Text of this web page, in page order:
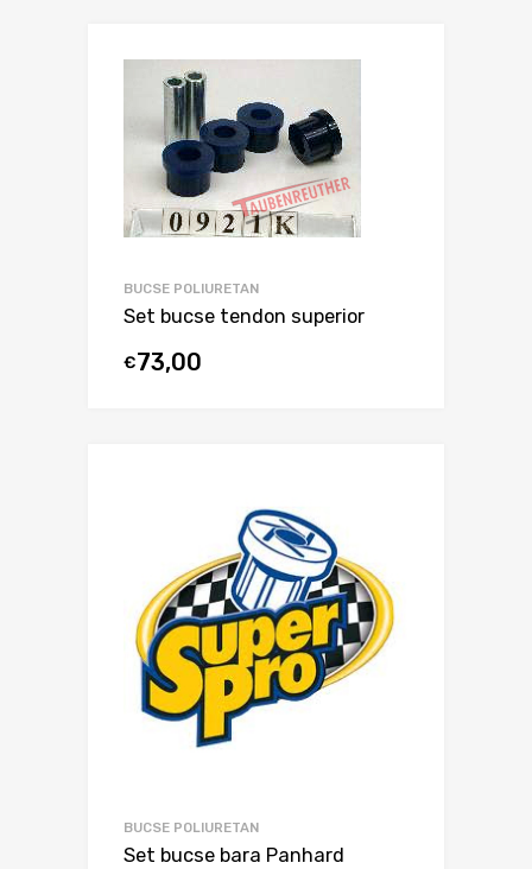
BUCSE POLIURETAN
Set bucse tendon superior
€73,00
BUCSE POLIURETAN
Set bucse bara Panhard